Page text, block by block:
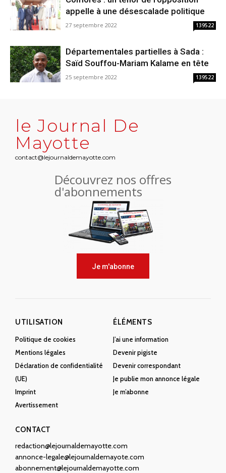
appelle à une désescalade politique
27 septembre 2022 139522
Départementales partielles à Sada :
Saïd Souffou-Mariam Kalame en tête
25 septembre 2022 139522
le Journal De
Mayotte
contact@lejournaldemayotte.com
Découvrez nos offres
d'abonnements
Je m'abonne
UTILISATION
Politique de cookies
Mentions légales
Déclaration de confidentialité
(UE)
Imprint
Avertissement
ÉLÉMENTS
J’ai une information
Devenir pigiste
Devenir correspondant
Je publie mon annonce légale
Je m’abonne
CONTACT
redaction@lejournaldemayotte.com
annonce-legale@lejournaldemayote.com
abonnement@lejournaldemayotte.com